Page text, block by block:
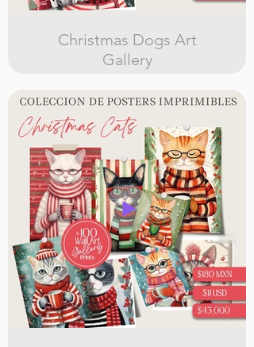
Christmas Dogs Art
Gallery
hermosos perros vestidos de
navidad, para posters, tarjetas,
cuadros y mas !